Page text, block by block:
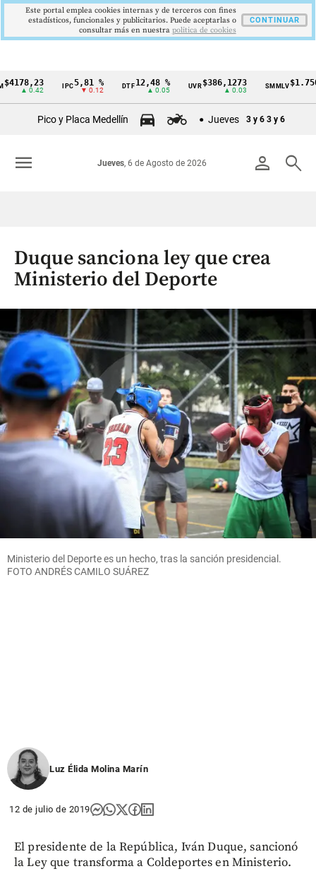
Cintillo
Colombia
0.42
IPC 5,81 %
▼ 0.12
DTF 12,48 %
▲ 0.05
UVR $386,1273
▲ 0.03
SMMLV $1.750.905
Pico y Placa Medellín Jueves 3 y 6 3 y 6
person search
Jueves, 6 de Agosto de 2026
menu
Duque sanciona ley que crea
Ministerio del Deporte
Ministerio del Deporte es un hecho, tras la sanción presidencial.
FOTO ANDRÉS CAMILO SUÁREZ
Luz Élida Molina Marín
12 de julio de 2019
El presidente de la República, Iván Duque, sancionó
la Ley que transforma a Coldeportes en Ministerio.
Este portal emplea cookies internas y de terceros con fines
estadísticos, funcionales y publicitarios. Puede aceptarlas o
consultar más en nuestra politica de cookies
CONTINUAR